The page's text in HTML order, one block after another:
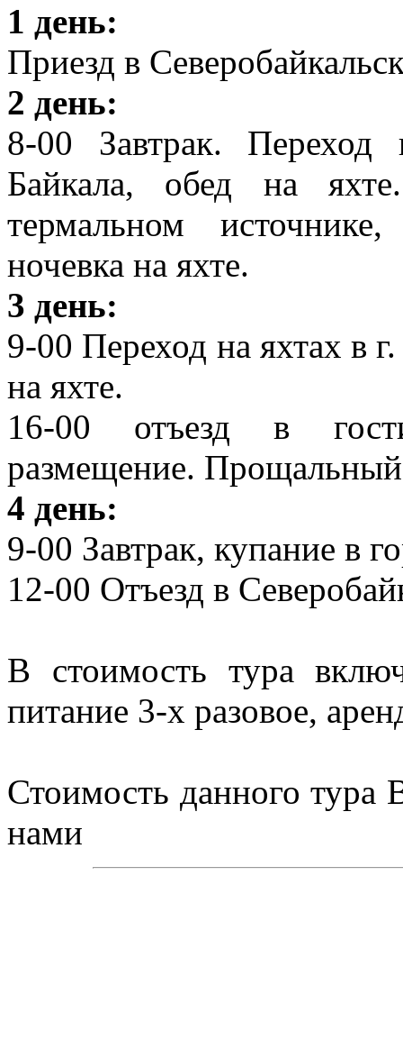
1 день:
Приезд в
2 день:
8-00 Завтрак.
Байкала, обед на
термальном
ночевка на яхте.
3 день:
9-00 Переход на яхтах в
на яхте.
16-00 отъезд в
размещение.
4 день:
9-00 Завтрак, купание в
12-00 Отъезд в
В стоимость тура
питание 3-х разовое,
Стоимость данного тура
нами